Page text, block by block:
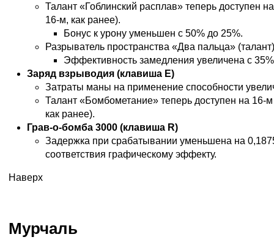
Талант «Гоблинский расплав» теперь доступен
16-м, как ранее).
Бонус к урону уменьшен с 50% до 25%.
Разрыватель пространства «Два пальца» (талант)
Эффективность замедления увеличена с
Заряд взрыводия (клавиша E)
Затраты маны на применение способности
Талант «Бомбометание» теперь доступен на 16-
как ранее).
Грав-о-бомба 3000 (клавиша R)
Задержка при срабатывании уменьшена на
соответствия графическому эффекту.
Наверх
Мурчаль